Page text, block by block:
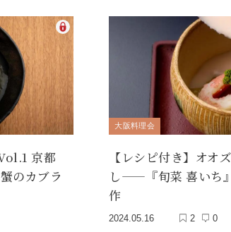
京都
のカブラ
大阪料理会
【レシピ付き】オオ
し——『旬菜 喜いち
作
2024.05.16 2 0